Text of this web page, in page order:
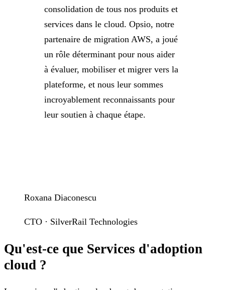
consolidation de tous nos produits et
services dans le cloud. Opsio, notre
partenaire de migration AWS, a joué
un rôle déterminant pour nous aider
à évaluer, mobiliser et migrer vers la
plateforme, et nous leur sommes
incroyablement reconnaissants pour
leur soutien à chaque étape.
Roxana Diaconescu
CTO · SilverRail Technologies
Qu'est-ce que Services d'adoption
cloud ?